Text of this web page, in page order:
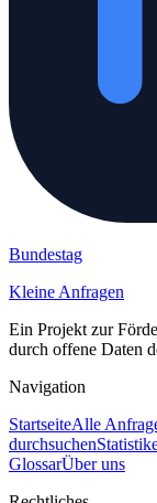
Bundestag
Kleine Anfragen
Ein Projekt zur
durch offene Daten
Navigation
StartseiteAlle
durchsuchen
GlossarÜber uns